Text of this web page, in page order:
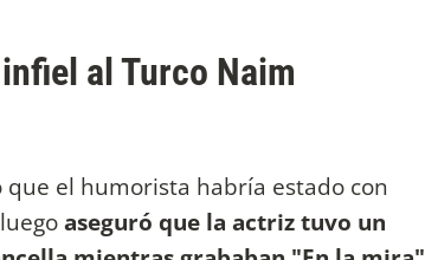
al Turco Naim
que el humorista habría estado con
aseguró que la actriz tuvo un